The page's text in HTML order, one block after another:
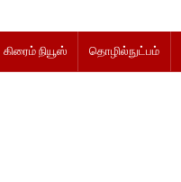
கிரைம் நியூஸ் தொழில்நுட்பம்